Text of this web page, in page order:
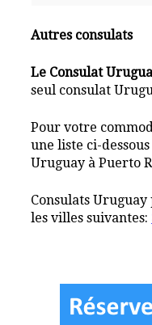
Autres consulats
Le Consulat
seul consulat
Pour votre
une liste ci-
Uruguay à Puerto
Consulats
les villes suivantes: